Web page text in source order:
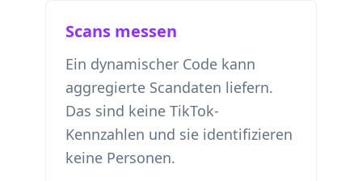
Scans messen
Ein dynamischer Code kann
aggregierte Scandaten liefern.
Das sind keine TikTok-
Kennzahlen und sie identifizieren
keine Personen.